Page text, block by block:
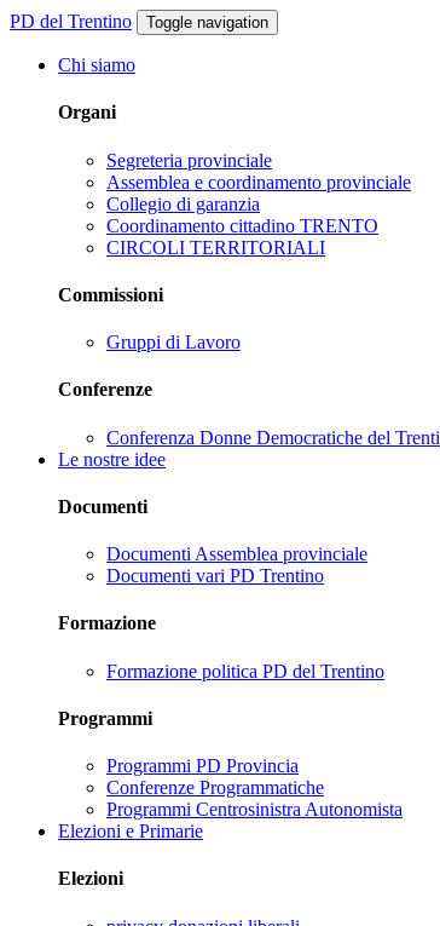
PD del Trentino Toggle navigation
Chi siamo
Organi
Segreteria provinciale
Assemblea e coordinamento provinciale
Collegio di garanzia
Coordinamento cittadino TRENTO
CIRCOLI TERRITORIALI
Commissioni
Gruppi di Lavoro
Conferenze
Conferenza Donne Democratiche del Trenti
Le nostre idee
Documenti
Documenti Assemblea provinciale
Documenti vari PD Trentino
Formazione
Formazione politica PD del Trentino
Programmi
Programmi PD Provincia
Conferenze Programmatiche
Programmi Centrosinistra Autonomista
Elezioni e Primarie
Elezioni